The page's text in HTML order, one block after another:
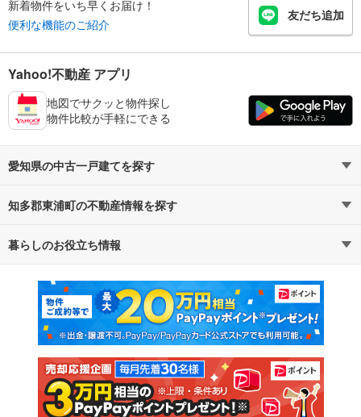
新着物件をいち早くお届け！
便利な機能のご紹介
友だち追加
Yahoo!不動産 アプリ
地図でサクッと物件探し
物件比較が手軽にできる
愛知県の中古一戸建てを探す
路線・駅から探す
通勤・通学時間から探す
知多郡東浦町の不動産情報を探す
不動産・住宅
新築マンション 中古マンション
新築一戸建て 中古一戸建て
注文住宅 土地
暮らしのお役立ち情報
マンションカタログ 教えて！住まいの先生